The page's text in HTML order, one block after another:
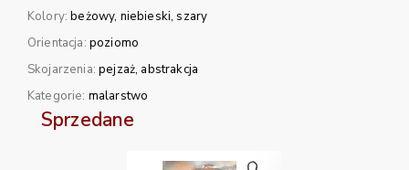
Kolory:beżowy niebieski szary
Orientacja: poziomo
Skojarzenia:pejzaż abstrakcja
Kategorie: malarstwo
Sprzedane